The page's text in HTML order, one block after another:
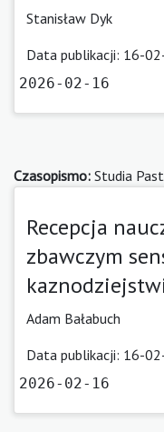
Stanisław Dyk
Data publikacji: 16-
2026-02-16
Czasopismo: Studia
Recepcja
zbawczym
Adam Bałabuch
Data publikacji: 16-
2026-02-16